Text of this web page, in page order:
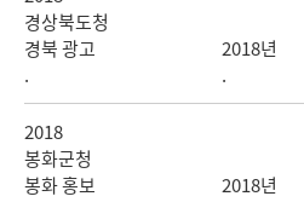
경상북도청
경북 광고
2018년
.
.
2018
봉화군청
봉화 홍보
2018년